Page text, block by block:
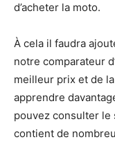
d’acheter la moto.
À cela il faudra
notre comparateur
meilleur prix et de
apprendre
pouvez consulter le
contient de